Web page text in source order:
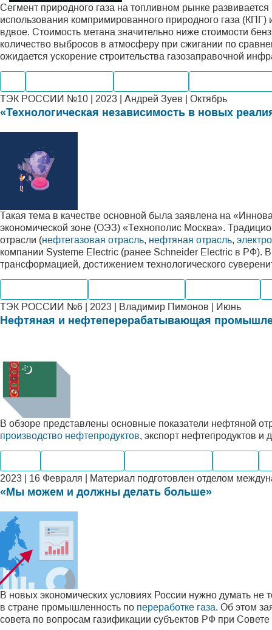
Сегмент природного газа на топливном рынке
использования компримированного природного газа (КПГ)
вдвое. Стоимость метана значительно ниже стоимости
количество выбросов в атмосферу при сжигании по
ожидается ускорение строительства газозаправочной
ТЭК РОССИИ №10 | 2023 | Андрей Зуев | Октябрь
«Технологическая независимость в новых
Такая тема в качестве основной была заявлена на
экономической зоне (ОЭЗ) «Технополис Москва».
отрасли (нефтегазовая отрасль, нефтяная отрасль,
компании Systeme Electric (ранее Schneider Electric в РФ).
трансформацией, достижением технологического
ТЭК РОССИИ №6 | 2023 | Владимир Пимонов | Июнь
Нефтяная и нефтеперерабатывающая
В обзоре представлены основные показатели нефтяной
производство нефтепродуктов, экспорт нефтепродуктов и
2023 | 16 Февраля | Материал подготовлен отделом
«Мы можем и должны делать больше»
В новых экономических условиях России нужно думать не
в стране промышленность по переработке газа. Об этом
совета по вопросам газификации субъектов РФ при